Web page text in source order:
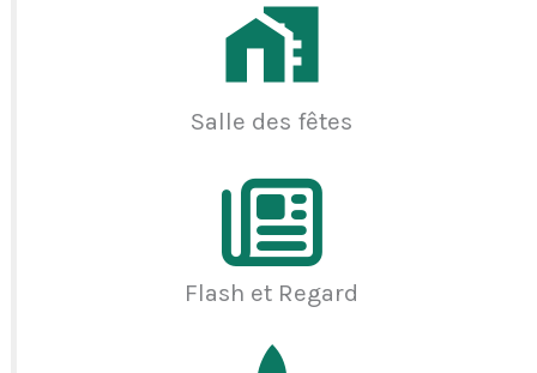
Salle des fêtes
Flash et Regard